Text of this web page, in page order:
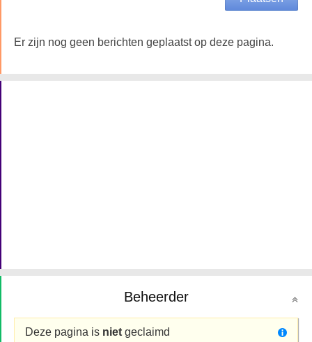
Er zijn nog geen berichten geplaatst op deze pagina.
Beheerder
Deze pagina is niet geclaimd